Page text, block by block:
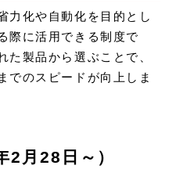
化や自動化を目的とし
際に活用できる制度で
た製品から選ぶことで、
でのスピードが向上しま
月28日～）